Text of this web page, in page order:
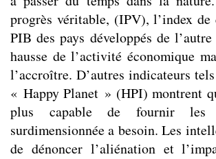
progrès véritable, (IPV), l’index
PIB des pays développés de
hausse de l’activité économique
l’accroître. D’autres indicateurs
« Happy Planet » (HPI) montrent
plus capable de fournir les
surdimensionnée a besoin. Les
de dénoncer l’aliénation et